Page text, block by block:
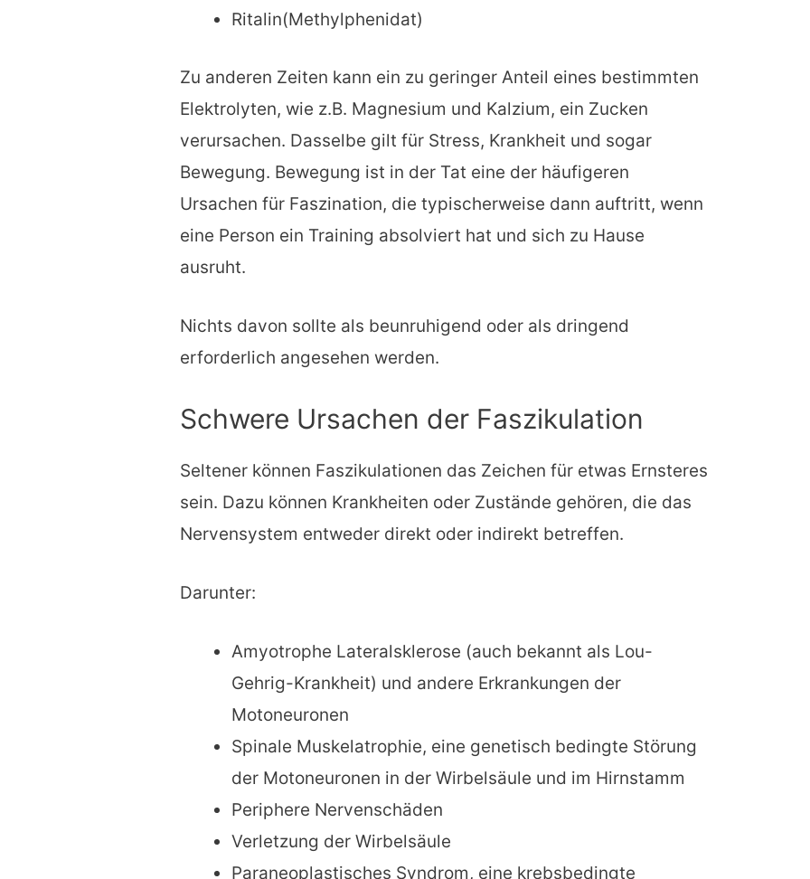
Ritalin(Methylphenidat)
Zu anderen Zeiten kann ein zu geringer Anteil eines bestimmten
Elektrolyten, wie z.B. Magnesium und Kalzium, ein Zucken
verursachen. Dasselbe gilt für Stress, Krankheit und sogar
Bewegung. Bewegung ist in der Tat eine der häufigeren
Ursachen für Faszination, die typischerweise dann auftritt, wenn
eine Person ein Training absolviert hat und sich zu Hause
ausruht.
Nichts davon sollte als beunruhigend oder als dringend
erforderlich angesehen werden.
Schwere Ursachen der Faszikulation
Seltener können Faszikulationen das Zeichen für etwas Ernsteres
sein. Dazu können Krankheiten oder Zustände gehören, die das
Nervensystem entweder direkt oder indirekt betreffen.
Darunter:
Amyotrophe Lateralsklerose (auch bekannt als Lou-
Gehrig-Krankheit) und andere Erkrankungen der
Motoneuronen
Spinale Muskelatrophie, eine genetisch bedingte Störung
der Motoneuronen in der Wirbelsäule und im Hirnstamm
Periphere Nervenschäden
Verletzung der Wirbelsäule
Paraneoplastisches Syndrom, eine krebsbedingte